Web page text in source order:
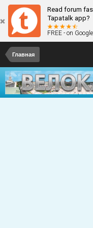
Read forum
Tapatalk app?
FREE - on
Главная